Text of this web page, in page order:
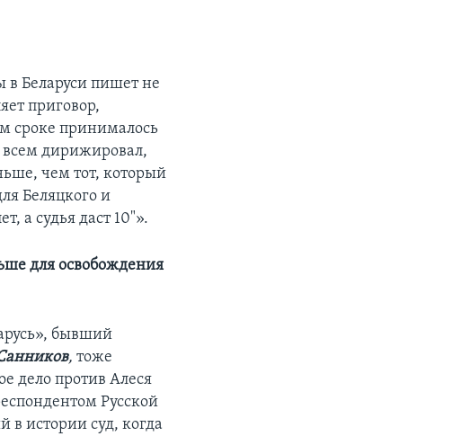
в Беларуси пишет не
приговор,
сроке принималось
всем дирижировал,
чем тот, который
Беляцкого и
а судья даст 10"».
для освобождения
бывший
, тоже
дело против Алеся
Русской
в истории суд, когда